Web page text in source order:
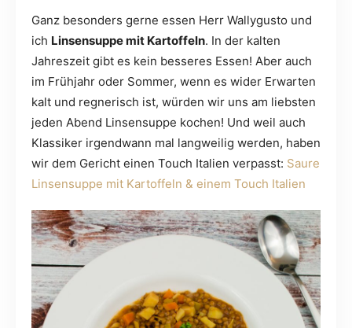
Ganz besonders gerne essen Herr Wallygusto und
ich Linsensuppe mit Kartoffeln. In der kalten
Jahreszeit gibt es kein besseres Essen! Aber auch
im Frühjahr oder Sommer, wenn es wider Erwarten
kalt und regnerisch ist, würden wir uns am liebsten
jeden Abend Linsensuppe kochen! Und weil auch
Klassiker irgendwann mal langweilig werden, haben
wir dem Gericht einen Touch Italien verpasst: Saure
Linsensuppe mit Kartoffeln & einem Touch Italien